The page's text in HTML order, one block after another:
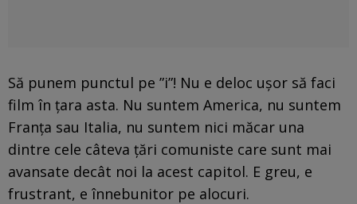
Să punem punctul pe ”i”! Nu e deloc ușor să faci
film în țara asta. Nu suntem America, nu suntem
Franța sau Italia, nu suntem nici măcar una
dintre cele câteva țări comuniste care sunt mai
avansate decât noi la acest capitol. E greu, e
frustrant, e înnebunitor pe alocuri.